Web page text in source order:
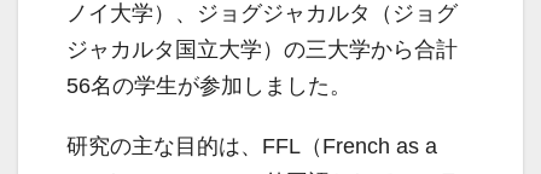
ノイ大学）、ジョグジャカルタ（ジョグ
ジャカルタ国立大学）の三大学から合計
56名の学生が参加しました。
研究の主な目的は、FFL（French as a